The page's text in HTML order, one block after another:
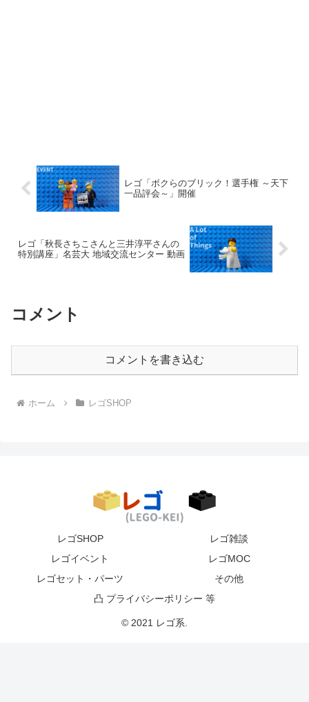
レゴ「ボクらのブリック！選手権 ～天下
一品評会～」開催
レゴ「秋長さちこさんと三井淳平さんの
特別講座」名芸大 地域交流センター 動画
コメント
コメントを書き込む
ホーム レゴSHOP
レゴSHOP
レゴ雑談
レゴイベント
レゴMOC
レゴセット・パーツ
その他
凸 プライバシーポリシー 等
© 2021 レゴ系.